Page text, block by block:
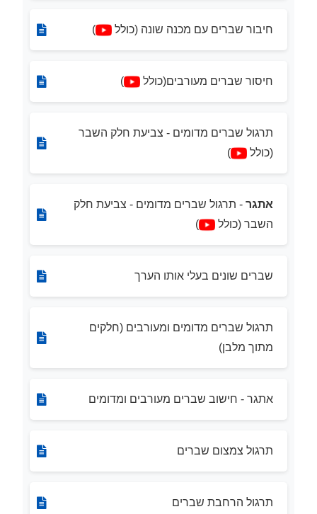
חיבור שברים עם מכנה שונה (כולל )
חיסור שברים מעורבים(כולל )
תרגול שברים מדומים - צביעת חלק השבר
(כולל
)
אתגר - תרגול שברים מדומים - צביעת חלק
השבר (כולל
)
שברים שונים בעלי אותו הערך
תרגול שברים מדומים ומעורבים (חלקים
מתוך מלבן)
אתגר - חישוב שברים מעורבים ומדומים
תרגול צמצום שברים
תרגול הרחבת שברים